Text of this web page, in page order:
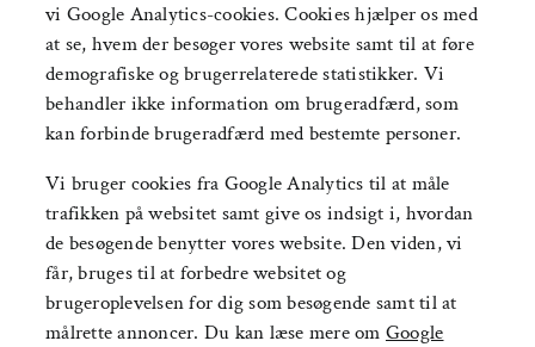
vi Google Analytics-cookies. Cookies hjælper os med
at se, hvem der besøger vores website samt til at føre
demografiske og brugerrelaterede statistikker. Vi
behandler ikke information om brugeradfærd, som
kan forbinde brugeradfærd med bestemte personer.
Vi bruger cookies fra Google Analytics til at måle
trafikken på websitet samt give os indsigt i, hvordan
de besøgende benytter vores website. Den viden, vi
får, bruges til at forbedre websitet og
brugeroplevelsen for dig som besøgende samt til at
målrette annoncer. Du kan læse mere om Google